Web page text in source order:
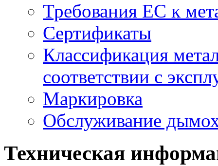
Требования ЕС к
Сертификаты
Классификация
соответствии с
Маркировка
Обслуживание
Техническая